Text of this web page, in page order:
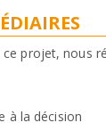
ce projet, nous
à la décision